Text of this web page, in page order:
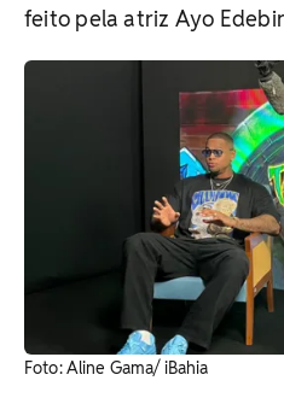
feito pela atriz Ayo
Foto: Aline Gama/ iBahia